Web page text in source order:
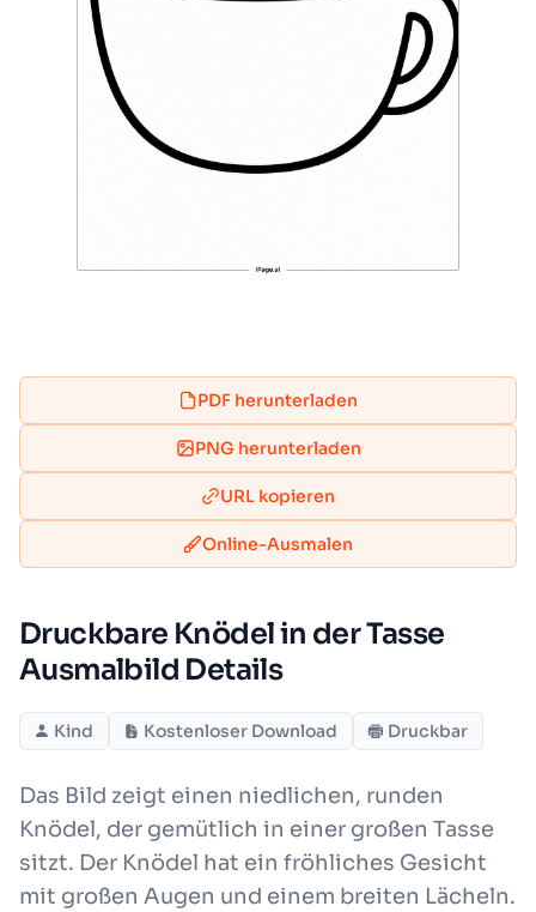
PDF herunterladen
PNG herunterladen
URL kopieren
Online-Ausmalen
Druckbare Knödel in der Tasse
Ausmalbild Details
Kind Kostenloser Download Druckbar
Das Bild zeigt einen niedlichen, runden
Knödel, der gemütlich in einer großen Tasse
sitzt. Der Knödel hat ein fröhliches Gesicht
mit großen Augen und einem breiten Lächeln.